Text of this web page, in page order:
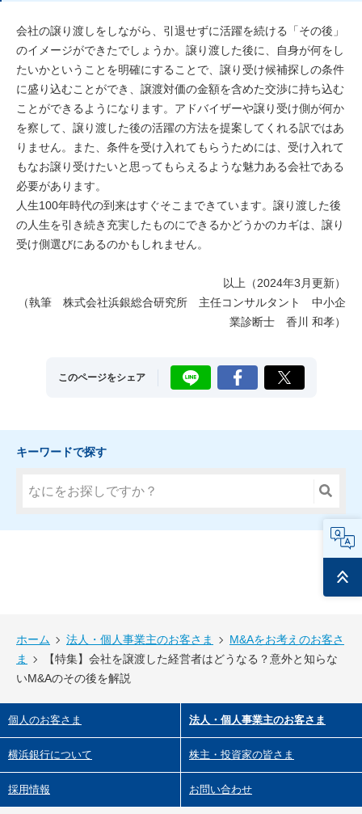
会社の譲り渡しをしながら、引退せずに活躍を続ける「その後」
のイメージができたでしょうか。譲り渡した後に、自身が何をし
たいかということを明確にすることで、譲り受け候補探しの条件
に盛り込むことができ、譲渡対価の金額を含めた交渉に持ち込む
ことができるようになります。アドバイザーや譲り受け側が何か
を察して、譲り渡した後の活躍の方法を提案してくれる訳ではあ
りません。また、条件を受け入れてもらうためには、受け入れて
もなお譲り受けたいと思ってもらえるような魅力ある会社である
必要があります。
人生100年時代の到来はすぐそこまできています。譲り渡した後
の人生を引き続き充実したものにできるかどうかのカギは、譲り
受け側選びにあるのかもしれません。
以上（2024年3月更新）
（執筆 株式会社浜銀総合研究所 主任コンサルタント 中小企
業診断士 香川 和孝）
このページをシェア LINE Facebook X
キーワードで探す
トップ
ホーム 法人・個人事業主のお客さま
M&Aをお考えのお客さ
ま
【特集】会社を譲渡した経営者はどうなる？意外と知らな
いM&Aのその後を解説
個人のお客さま 法人・個人事業主のお客さま
横浜銀行について 株主・投資家の皆さま
採用情報 お問い合わせ